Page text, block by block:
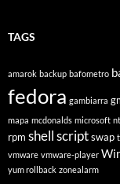
TAGS
amarok backup bafometro
fedora gambiarra
mapa mcdonalds microsoft
rpm shell scriptswap
vmware vmware-player
yum rollback zonealarm